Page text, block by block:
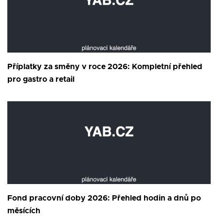
Příplatky za směny v roce 2026: Kompletní přehled
pro gastro a retail
Fond pracovní doby 2026: Přehled hodin a dnů po
měsících